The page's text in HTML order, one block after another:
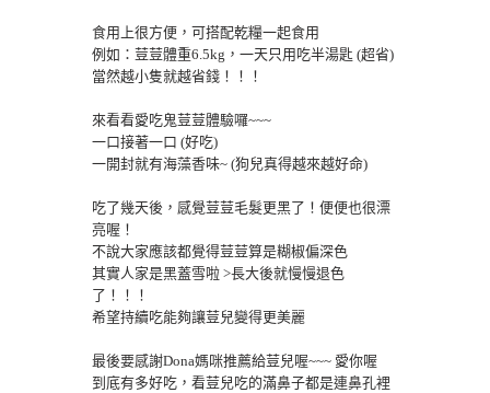
食用上很方便，可搭配乾糧一起食用
例如：荳荳體重6.5kg，一天只用吃半湯匙 (超省)
當然越小隻就越省錢！！！
來看看愛吃鬼荳荳體驗囉~~~
一口接著一口 (好吃)
一開封就有海藻香味~ (狗兒真得越來越好命)
吃了幾天後，感覺荳荳毛髮更黑了！便便也很漂
亮喔！
不說大家應該都覺得荳荳算是糊椒偏深色
其實人家是黑蓋雪啦 >長大後就慢慢退色
了！！！
希望持續吃能夠讓荳兒變得更美麗
最後要感謝Dona媽咪推薦給荳兒喔~~~ 愛你喔
到底有多好吃，看荳兒吃的滿鼻子都是連鼻孔裡